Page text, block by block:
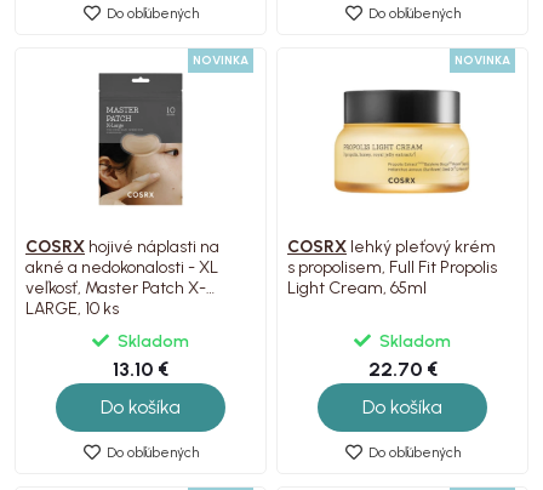
Do obľúbených Do obľúbených
NOVINKA
COSRX hojivé náplasti na
akné a nedokonalosti - XL
veľkosť, Master Patch X-
LARGE, 10 ks
Skladom
13.10 €
Do košíka
Do obľúbených
NOVINKA
COSRX lehký pleťový krém
s propolisem, Full Fit Propolis
Light Cream, 65ml
Skladom
22.70 €
Do košíka
Do obľúbených